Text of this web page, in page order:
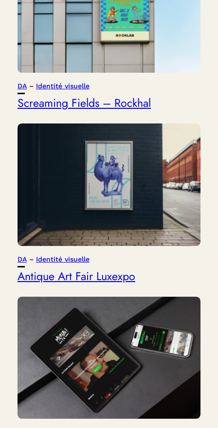
DA – Identité visuelle
Screaming Fields – Rockhal
DA – Identité visuelle
Antique Art Fair Luxexpo